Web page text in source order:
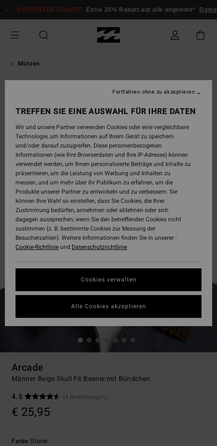
zur
springen
DOPPELTER RABATT Extra 25% Rabatt auf alle angebote* Damen
Mützen
Arcade
Männer Beige Skull Fit Beanie mit Bündchen
4.5
(4 Bewertungen)
€ 25,95
Farbe Stone
TREFFEN SIE EINE AUSWAHL FÜR IHRE DATEN
Wir und unsere Partner verwenden Cookies oder eine vergleichbare
Technologie, um Informationen auf Ihrem Gerät zu speichern
und/oder darauf zuzugreifen. Diese personenbezogenen
Informationen (wie Ihre Browserdaten und Ihre IP-Adresse) können
verwendet werden, um Ihnen personalisierte Beiträge und Inhalte zu
präsentieren, um die Leistung von Werbung und Inhalten zu
messen, und um mehr über ihr Publikum zu erfahren, um die
Produkte unserer Partner zu entwickeln und zu verbessern. Sie
können Ihre Wahl so einstellen, dass Sie Cookies, die Ihrer
Zustimmung bedürfen, annehmen oder ablehnen oder sich
dagegen aussprechen, wenn Sie den betreffenden Cookies nicht
zustimmen (z. B. bestimmte Cookies zur Messung der
Besucherzahlen). Weitere Informationen finden Sie in unserer :
Cookie-Richtlinieund Datenschutzrichtlinie
Cookies verwalten
Fortfahren ohne zu akzeptieren
Alle Cookies akzeptieren